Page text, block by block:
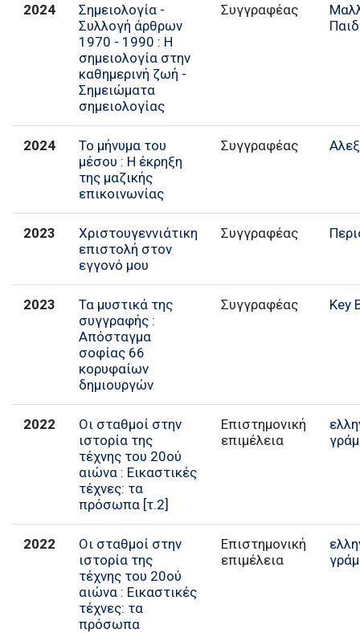
2024
Σημειολογία -
Συλλογή άρθρων
1970 - 1990 : Η
σημειολογία στην
καθημερινή ζωή -
Σημειώματα
σημειολογίας
Συγγραφέας
2024
Το μήνυμα του
μέσου : Η έκρηξη
της μαζικής
επικοινωνίας
Συγγραφέας
2023
Χριστουγεννιάτικη
επιστολή στον
εγγονό μου
Συγγραφέας
2023
Τα μυστικά της
συγγραφής :
Απόσταγμα
σοφίας 66
κορυφαίων
δημιουργών
Συγγραφέας Key
2022
Οι σταθμοί στην
ιστορία της
τέχνης του 20ού
αιώνα : Εικαστικές
τέχνες: τα
πρόσωπα [τ.2]
Επιστημονική
επιμέλεια
2022
Οι σταθμοί στην
ιστορία της
τέχνης του 20ού
αιώνα : Εικαστικές
τέχνες: τα
πρόσωπα
Επιστημονική
επιμέλεια